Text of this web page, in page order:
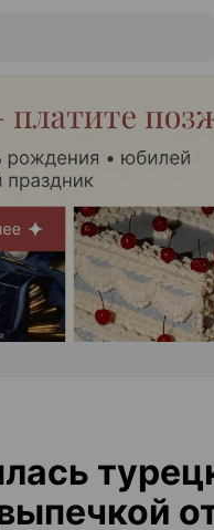
НА САЙТЕ